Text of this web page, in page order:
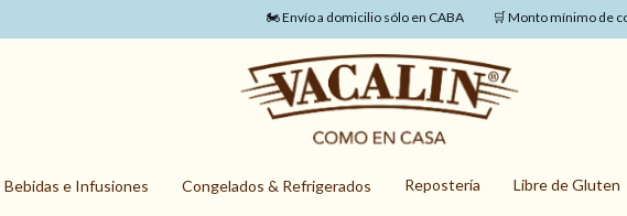
🏍️ Envío a domicilio sólo en CABA 🛒 Monto mínimo de
Bebidas e Infusiones Congelados & Refrigerados Repostería Libre de Gluten